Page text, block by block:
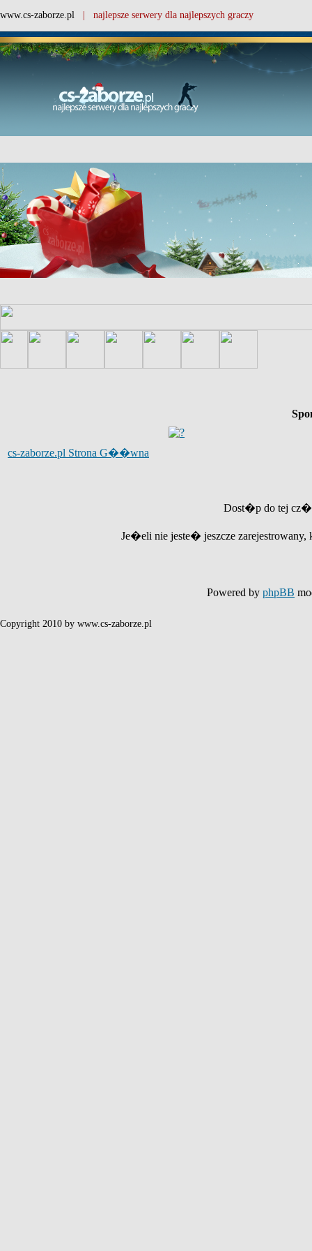
www.cs-zaborze.pl | najlepsze serwery dla najlepszych graczy
cs-zaborze.pl Strona G��wna
Dost�p do tej
Je�eli nie jeste� jeszcze
Powered by phpBB
Copyright 2010 by www.cs-zaborze.pl